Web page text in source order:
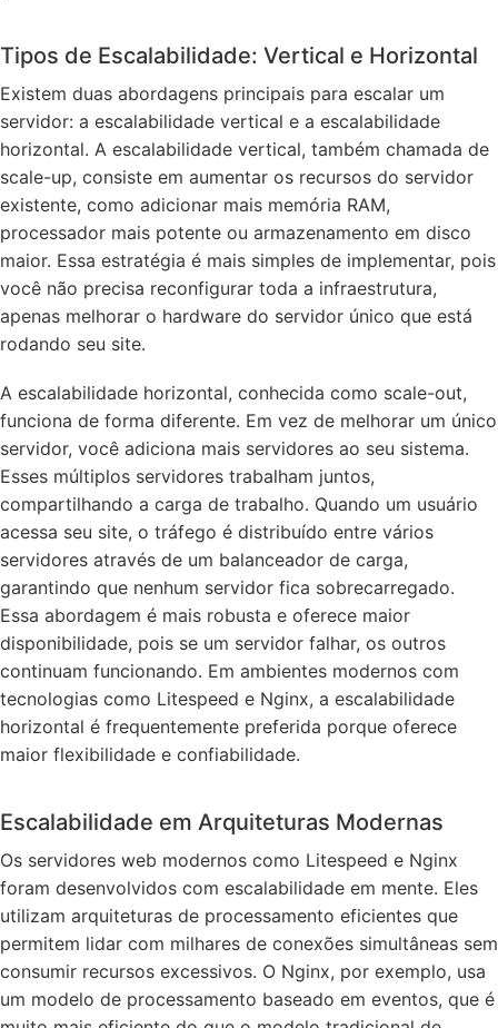
Tipos de Escalabilidade: Vertical e Horizontal
Existem duas abordagens principais para escalar um
servidor: a escalabilidade vertical e a escalabilidade
horizontal. A escalabilidade vertical, também chamada de
scale-up, consiste em aumentar os recursos do servidor
existente, como adicionar mais memória RAM,
processador mais potente ou armazenamento em disco
maior. Essa estratégia é mais simples de implementar, pois
você não precisa reconfigurar toda a infraestrutura,
apenas melhorar o hardware do servidor único que está
rodando seu site.
A escalabilidade horizontal, conhecida como scale-out,
funciona de forma diferente. Em vez de melhorar um único
servidor, você adiciona mais servidores ao seu sistema.
Esses múltiplos servidores trabalham juntos,
compartilhando a carga de trabalho. Quando um usuário
acessa seu site, o tráfego é distribuído entre vários
servidores através de um balanceador de carga,
garantindo que nenhum servidor fica sobrecarregado.
Essa abordagem é mais robusta e oferece maior
disponibilidade, pois se um servidor falhar, os outros
continuam funcionando. Em ambientes modernos com
tecnologias como Litespeed e Nginx, a escalabilidade
horizontal é frequentemente preferida porque oferece
maior flexibilidade e confiabilidade.
Escalabilidade em Arquiteturas Modernas
Os servidores web modernos como Litespeed e Nginx
foram desenvolvidos com escalabilidade em mente. Eles
utilizam arquiteturas de processamento eficientes que
permitem lidar com milhares de conexões simultâneas sem
consumir recursos excessivos. O Nginx, por exemplo, usa
um modelo de processamento baseado em eventos, que é